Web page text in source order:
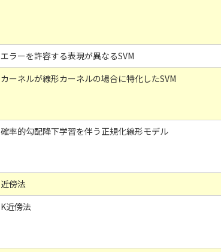
エラーを許容する表現が異なるSVM
カーネルが線形カーネルの場合に特化したSVM
確率的勾配降下学習を伴う正規化線形モデル
近傍法
K近傍法